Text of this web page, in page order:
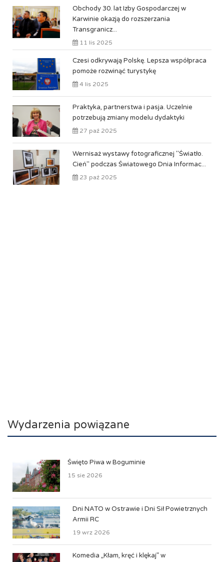
Obchody 30. lat Izby Gospodarczej w
Karwinie okazją do rozszerzania
Transgranicz...
11 lis 2025
Czesi odkrywają Polskę. Lepsza współpraca
pomoże rozwinąć turystykę
4 lis 2025
Praktyka, partnerstwa i pasja. Uczelnie
potrzebują zmiany modelu dydaktyki
27 paź 2025
Wernisaż wystawy fotograficznej "Światło.
Cień" podczas Światowego Dnia Informac...
23 paź 2025
Wydarzenia powiązane
Święto Piwa w Boguminie
15 sie 2026
Dni NATO w Ostrawie i Dni Sił Powietrznych
Armii RC
19 wrz 2026
Komedia „Kłam, kręć i klękaj” w